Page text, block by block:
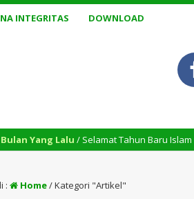
INTEGRITAS DOWNLOAD
Lalu/ Selamat Tahun Baru Islam 1448
: Home/Kategori "Artikel"